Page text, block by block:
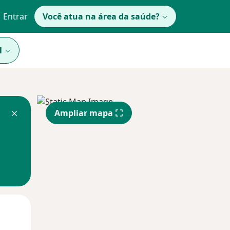
Entrar Você atua na área da saúde?
Ampliar mapa